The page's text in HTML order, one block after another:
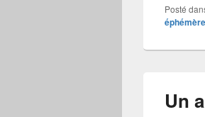
Posté
Un